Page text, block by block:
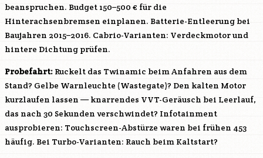
beanspruchen. Budget 150–500 € für die
Hinterachsenbremsen einplanen. Batterie-Entleerung bei
Baujahren 2015–2016. Cabrio-Varianten: Verdeckmotor und
hintere Dichtung prüfen.
Probefahrt: Ruckelt das Twinamic beim Anfahren aus dem
Stand? Gelbe Warnleuchte (Wastegate)? Den kalten Motor
kurzlaufen lassen — knarrendes VVT-Geräusch bei Leerlauf,
das nach 30 Sekunden verschwindet? Infotainment
ausprobieren: Touchscreen-Abstürze waren bei frühen 453
häufig. Bei Turbo-Varianten: Rauch beim Kaltstart?